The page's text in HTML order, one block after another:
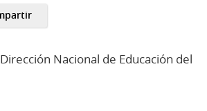
Nacional de Educación del